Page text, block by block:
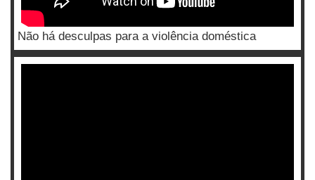
Não há desculpas para a violência doméstica